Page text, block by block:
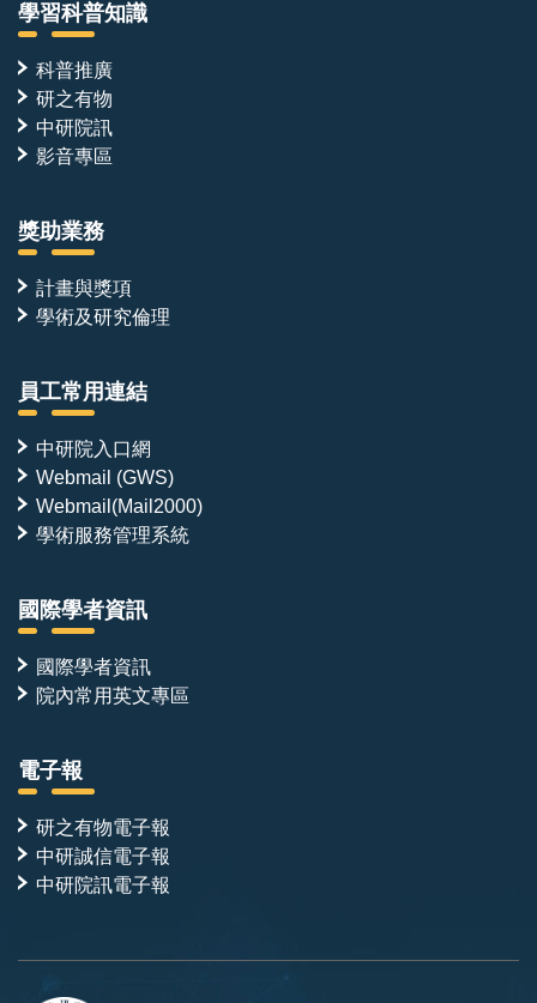
學習科普知識
科普推廣
研之有物
中研院訊
影音專區
獎助業務
計畫與獎項
學術及研究倫理
員工常用連結
中研院入口網
Webmail (GWS)
Webmail(Mail2000)
學術服務管理系統
國際學者資訊
國際學者資訊
院內常用英文專區
電子報
研之有物電子報
中研誠信電子報
中研院訊電子報